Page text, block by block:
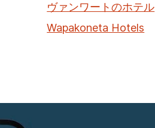
ヴァンワートのホテル
Wapakoneta Hotels